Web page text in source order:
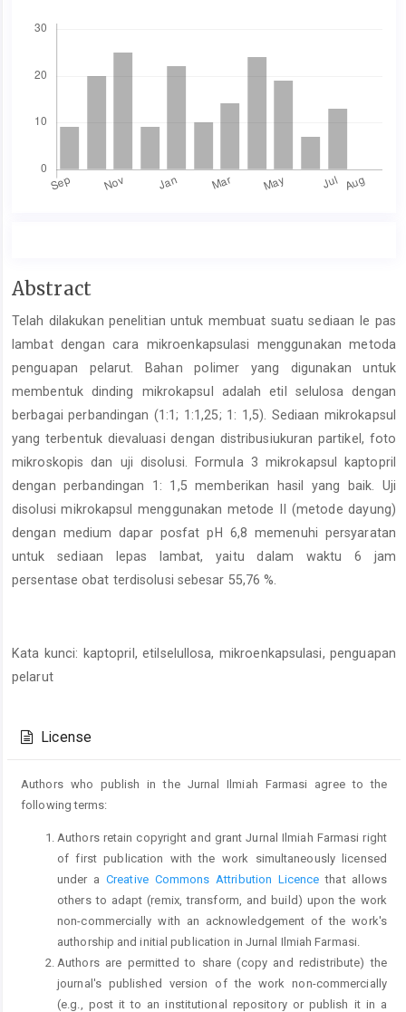
Main
Content
Abstract
Telah dilakukan penelitian untuk membuat suatu sediaan Ie pas
lambat dengan cara mikroenkapsulasi menggunakan metoda
penguapan pelarut. Bahan polimer yang digunakan untuk
membentuk dinding mikrokapsul adalah etil selulosa dengan
berbagai perbandingan (1:1; 1:1,25; 1: 1,5). Sediaan mikrokapsul
yang terbentuk dievaluasi dengan distribusiukuran partikel, foto
mikroskopis dan uji disolusi. Formula 3 mikrokapsul kaptopril
dengan perbandingan 1: 1,5 memberikan hasil yang baik. Uji
disolusi mikrokapsul menggunakan metode II (metode dayung)
dengan medium dapar posfat pH 6,8 memenuhi persyaratan
untuk sediaan lepas lambat, yaitu dalam waktu 6 jam
persentase obat terdisolusi sebesar 55,76 %.
Kata kunci: kaptopril, etilselullosa, mikroenkapsulasi, penguapan
pelarut
Details
License
Authors who publish in the Jurnal Ilmiah Farmasi agree to the
following terms:
Authors retain copyright and grant Jurnal Ilmiah Farmasi right
of first publication with the work simultaneously licensed
under aCreative Commons Attribution Licence that allows
others to adapt (remix, transform, and build) upon the work
non-commercially with an acknowledgement of the work's
authorship and initial publication in Jurnal Ilmiah Farmasi.
Authors are permitted to share (copy and redistribute) the
journal's published version of the work non-commercially
(e.g., post it to an institutional repository or publish it in a